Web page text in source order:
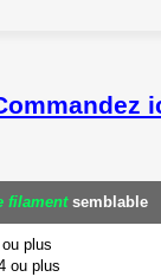
filamentsemblable
plus
ou plus